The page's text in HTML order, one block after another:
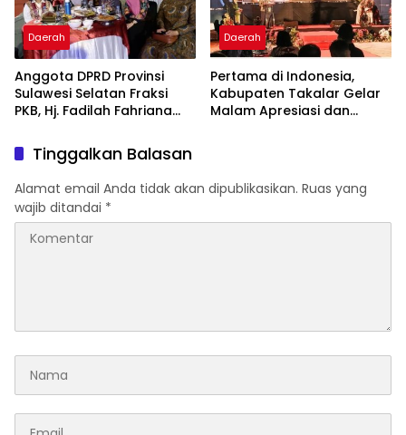
Daerah
Anggota DPRD Provinsi
Sulawesi Selatan Fraksi
PKB, Hj. Fadilah Fahriana
Takalar Menyalakan
Lentera Pengabdian
Melalui Malam Apresiasi
dan Inovasi Award 2026
Daerah
Pertama di Indonesia,
Kabupaten Takalar Gelar
Malam Apresiasi dan
Berprestasi
Tinggalkan Balasan
Alamat email Anda tidak akan dipublikasikan. Ruas yang
wajib ditandai *